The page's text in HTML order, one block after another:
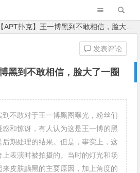
【APT扑克】王一博黑到不敢相信，脸大了一圈
黑到不敢相信，脸大了一圈
发表评论
不敢对于王一博黑图曝光，粉丝们
和惊讶，有人认为这是王一博的黑
期处理的结果。但是，事实上，这
表演时被拍摄的。当时的灯光和场
皮肤黝黑的主要原因，加上角度的